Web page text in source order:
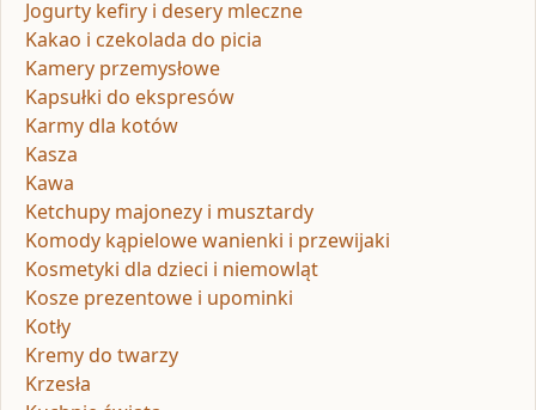
Jogurty kefiry i desery mleczne
Kakao i czekolada do picia
Kamery przemysłowe
Kapsułki do ekspresów
Karmy dla kotów
Kasza
Kawa
Ketchupy majonezy i musztardy
Komody kąpielowe wanienki i przewijaki
Kosmetyki dla dzieci i niemowląt
Kosze prezentowe i upominki
Kotły
Kremy do twarzy
Krzesła